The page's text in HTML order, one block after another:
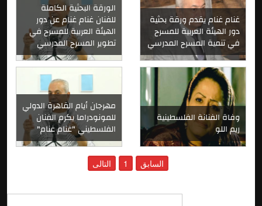
الورقة البحثية الكاملة
للفنان غنام غنام عن دور
الهيئة العربية للمسرح في
تطوير المسرح المدرسي
غنام غنام يقدم ورقة بحثية
دور الهيئة العربية للمسرح
في تنمية المسرح المدرسي
مهرجان أيام القاهرة الدولي
للمونودراما يكرم الفنان
الفلسطيني "غنام غنام"
وفاة الفنانة الفلسطينية
ريم اللو
السابق 1 التالى